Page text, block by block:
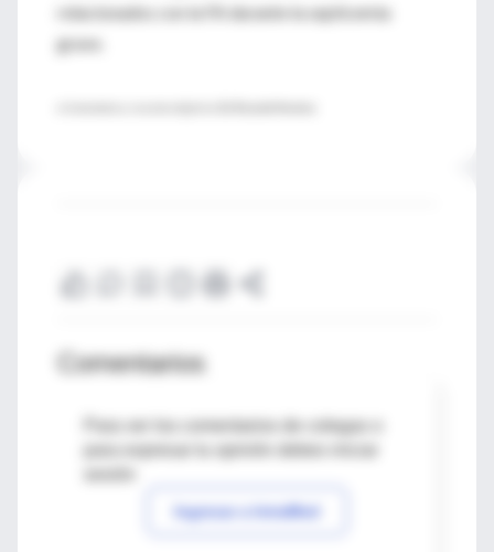
relacionados con la FA durante la septicemia
grave.
Comentarios
Para ver los comentarios de colegas o
Ingresar a IntraMed